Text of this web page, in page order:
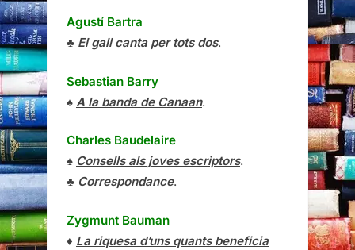
Agustí Bartra
♣ El gall canta per tots dos.
Sebastian Barry
♠ A la banda de Canaan.
Charles Baudelaire
♠ Consells als joves escriptors.
♣ Correspondance.
Zygmunt Bauman
♦ La riquesa d’uns quants beneficia